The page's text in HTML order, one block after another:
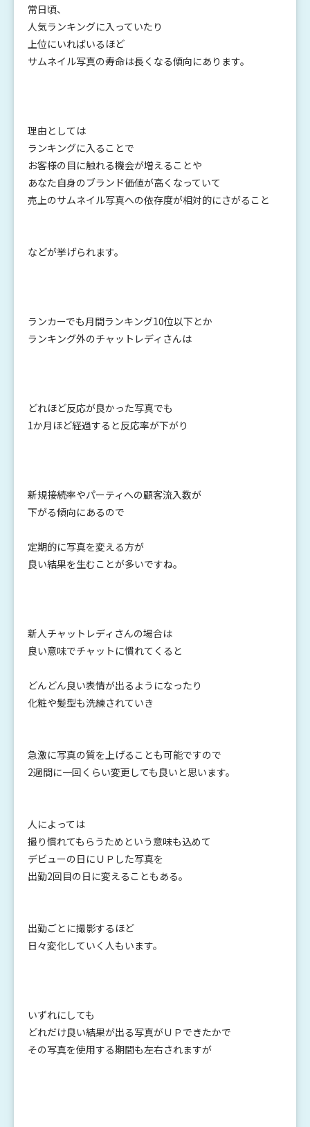
常日頃、
人気ランキングに入っていたり
上位にいればいるほど
サムネイル写真の寿命は長くなる傾向にあります。
理由としては
ランキングに入ることで
お客様の目に触れる機会が増えることや
あなた自身のブランド価値が高くなっていて
売上のサムネイル写真への依存度が相対的にさがること
などが挙げられます。
ランカーでも月間ランキング10位以下とか
ランキング外のチャットレディさんは
どれほど反応が良かった写真でも
1か月ほど経過すると反応率が下がり
新規接続率やパーティへの顧客流入数が
下がる傾向にあるので
定期的に写真を変える方が
良い結果を生むことが多いですね。
新人チャットレディさんの場合は
良い意味でチャットに慣れてくると
どんどん良い表情が出るようになったり
化粧や髪型も洗練されていき
急激に写真の質を上げることも可能ですので
2週間に一回くらい変更しても良いと思います。
人によっては
撮り慣れてもらうためという意味も込めて
デビューの日にＵＰした写真を
出勤2回目の日に変えることもある。
出勤ごとに撮影するほど
日々変化していく人もいます。
いずれにしても
どれだけ良い結果が出る写真がＵＰできたかで
その写真を使用する期間も左右されますが